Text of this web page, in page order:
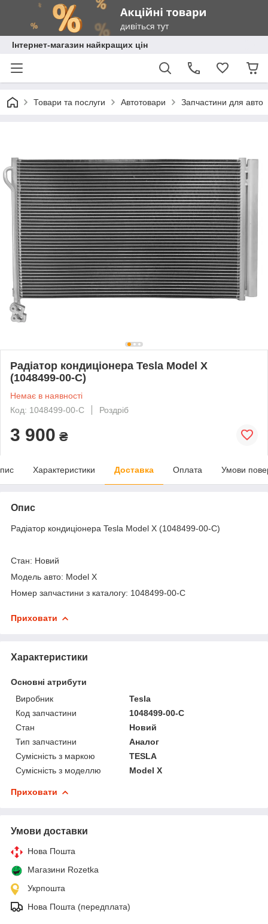
Інтернет-магазин найкращих цін
Товари та послуги Автотовари Запчастини для авто
Радіатор кондиціонера Tesla Model X
(1048499-00-C)
Немає в наявності
Код: 1048499-00-C
Роздріб
3 900 ₴
Характеристики Доставка Оплата Умови
Опис
Радіатор кондиціонера Tesla Model X (1048499-00-C)
Стан: Новий
Модель авто: Model X
Номер запчастини з каталогу: 1048499-00-C
Приховати
Характеристики
Основні атрибути
Виробник
Tesla
Код запчастини
1048499-00-C
Стан
Новий
Тип запчастини
Аналог
Сумісність з маркою
TESLA
Сумісність з моделлю
Model X
Приховати
Умови доставки
Нова Пошта
Магазини Rozetka
Укрпошта
Нова Пошта (передплата)